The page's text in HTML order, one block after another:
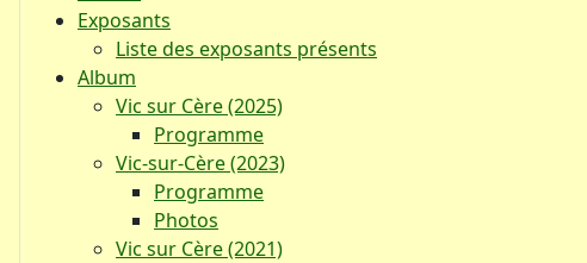
Exposants
Liste des exposants présents
Album
Vic sur Cère (2025)
Programme
Vic-sur-Cère (2023)
Programme
Photos
Vic sur Cère (2021)